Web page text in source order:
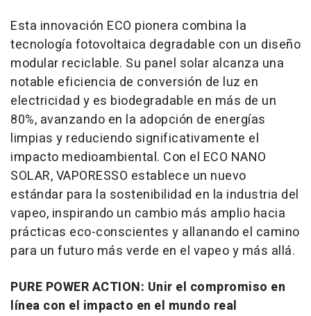
Esta innovación ECO pionera combina la
tecnología fotovoltaica degradable con un diseño
modular reciclable. Su panel solar alcanza una
notable eficiencia de conversión de luz en
electricidad y es biodegradable en más de un
80%, avanzando en la adopción de energías
limpias y reduciendo significativamente el
impacto medioambiental. Con el ECO NANO
SOLAR, VAPORESSO establece un nuevo
estándar para la sostenibilidad en la industria del
vapeo, inspirando un cambio más amplio hacia
prácticas eco-conscientes y allanando el camino
para un futuro más verde en el vapeo y más allá.
PURE POWER ACTION: Unir el compromiso en
línea con el impacto en el mundo real